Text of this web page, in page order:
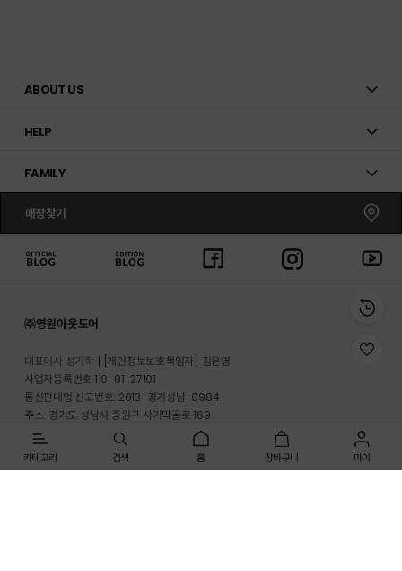
카테고리 검색 홈 장바구니 마이
ABOUT US
HELP
FAMILY
매장찾기
㈜영원아웃도어
대표이사 성기학
[개인정보보호책임자] 김은영
사업자등록번호 110-81-27101
통신판매업 신고번호: 2013-경기성남-0984
주소: 경기도 성남시 중원구 사기막골로 169
반송지 주소 : 경기도 이천시 마장면 프리미엄 아울렛로 33-20
온라인몰 고객지원실: 1661-3512
위
이
동